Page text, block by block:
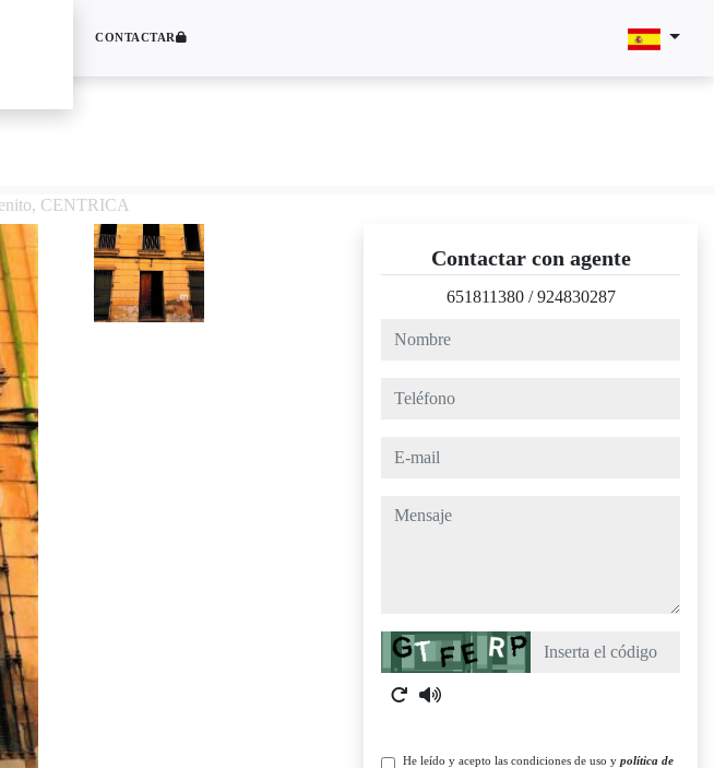
CONTACTAR
CENTRICA
Contactar con agente
651811380 /924830287
nombre
teléfono
e-mail
mensaje
Captcha
He leído y acepto las condiciones de uso y política de